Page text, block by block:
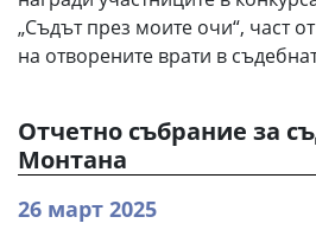
„Съдът през моите очи“, част
на отворените врати в
Oтчетно събрание за
Монтана
26 март 2025